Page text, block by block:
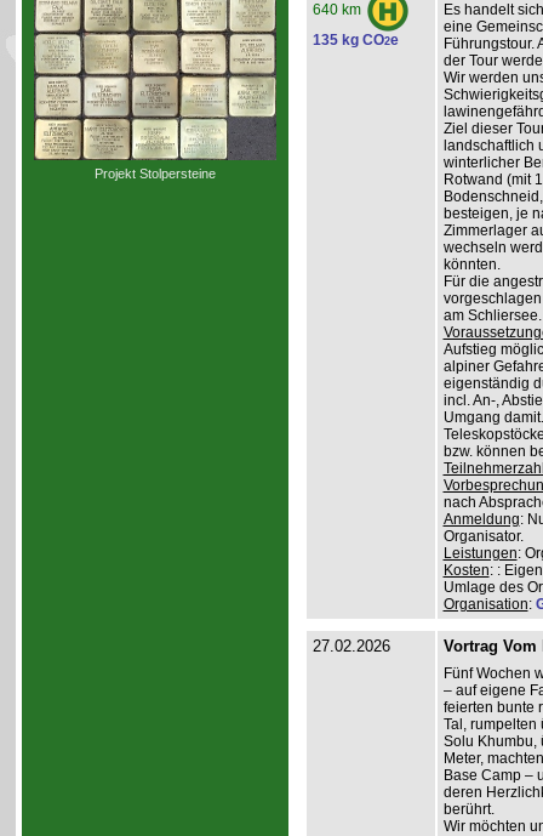
Projekt Stolpersteine
640 km
135 kg CO2e
Es handelt
eine
Führungstour.
der Tour
Wir werden
Ziel dieser
landschaftlich
winterlicher
Rotwand (mit
besteigen, je
Zimmerlager
wechseln
könnten.
Für die
am
Aufstieg
alpiner
eigenständig
incl. An-,
Umgang
bzw. können
nach
Anmeldung:
Organisator.
Leistungen:
Kosten: :
Umlage des
Organisation:
27.02.2026 Vortrag Vom
Fünf Wochen
– auf eigene
feierten bunte
Tal, rumpelten
Solu Khumbu,
Meter,
Base Camp –
deren
berührt.
Wir möchten